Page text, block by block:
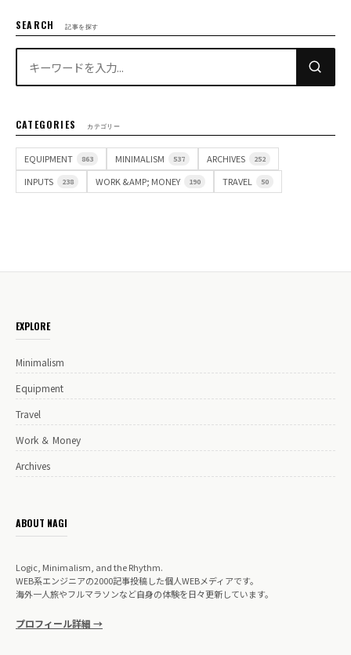
SEARCH 記事を探す
CATEGORIES カテゴリー
EQUIPMENT 863 MINIMALISM 537 ARCHIVES 252
INPUTS 238 WORK &AMP; MONEY 190 TRAVEL 50
EXPLORE
Minimalism
Equipment
Travel
Work ＆ Money
Archives
ABOUT NAGI
Logic, Minimalism, and the Rhythm.
WEB系エンジニアの2000記事投稿した個人WEBメディアです。
海外一人旅やフルマラソンなど自身の体験を日々更新しています。
プロフィール詳細 →